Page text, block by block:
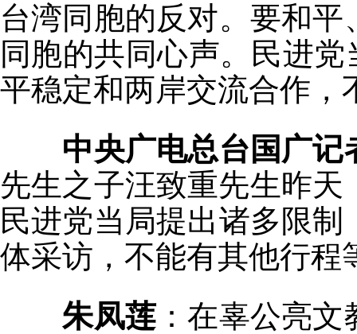
台湾同胞的反对。要和
同胞的共同心声。民进
平稳定和两岸交流合作，
中央广电总台国广记
先生之子汪致重先生昨
民进党当局提出诸多限
体采访，不能有其他行程
朱凤莲：在辜公亮文